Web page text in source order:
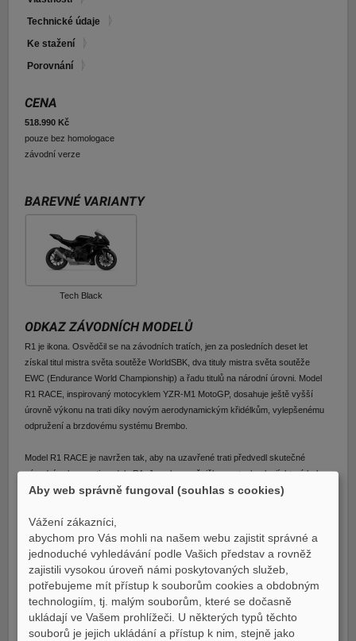
BAREVNÉ VARIANTY
Tech Black
ODKAZ ZÁVODNÍCH MODELŮ
R1 je ikona. Osvědčil se na závodních tratích, jen za posledních deset let
získal titul mistra světa soutěže WorldSBK, dva tituly mistra světa soutěže
EWC (Endurance World Championship) a řadu titulů na národní úrovni. Model
R1 RACE, inspirovaný motocyklem YZR-M1 MotoGP, dosahuje ještě vyšší
úrovně výkonu na trati díky novým aerodynamickým křidélkům, vylepšenému
odpružení a brzdovému systému Brembo.
Model R1 RACE je navržen tak, aby na uzavřené trati předvedl skutečné
závodní schopnosti modelu R1. Je vybaven špičkovou technologií, která byla
vyvinuta na základě poznatků získaných při účasti značky Yamaha na
objemu 998 cm3 je přímým potomkem motoru YZR-M1 a propracovaný balíček
elektroniky modelu R1 byl vyvinut přímo ve spolupráci se závodními týmy
Yamaha.
Aerodynamická křidélka nového vzhledu ve stylu MotoGP maximalizují účinek
elektroniky R1, která zabraňuje zvedání předního kola, a zlepšují citlivost
přední části a zpětnou vazbu při brzdění a zatáčení. Nabízejí tak špičkové
výkony na trati, aniž by byl narušen uhlazený a sugestivní design modelu R1.
Technické údaje
Ke stažení
Porovnání
CENA
518.990 Kč
pouze bez homologace
závodní verze
Aby web správně fungoval (souhlas s cookies)
Vážení zákazníci,
abychom pro Vás mohli na našem webu zajistit správné a
jednoduché vyhledávání podle Vašich představ a rovněž
zajistili vysokou úroveň námi poskytovaných služeb,
potřebujeme mít přístup k souborům cookies a obdobným
technologiím, tj. malým souborům, které se dočasně
ukládají ve Vašem prohlížeči. U některých typů těchto
souborů je jejich ukládání a přístup k nim, stejně jako